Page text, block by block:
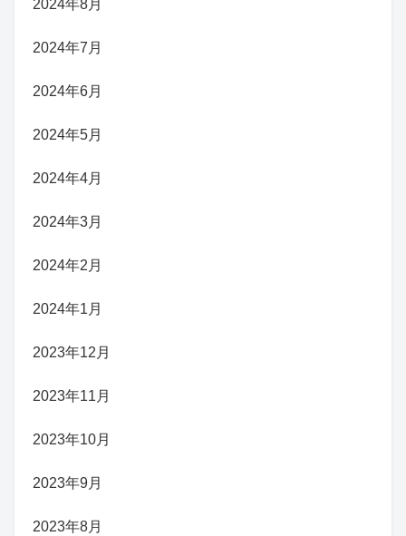
2024年8月
2024年7月
2024年6月
2024年5月
2024年4月
2024年3月
2024年2月
2024年1月
2023年12月
2023年11月
2023年10月
2023年9月
2023年8月